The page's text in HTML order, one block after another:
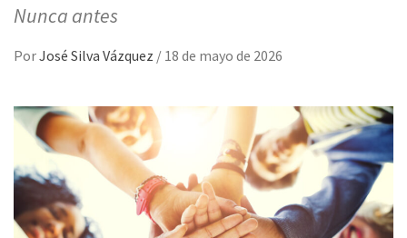
Nunca antes
PorJosé Silva Vázquez / 18 de mayo de 2026